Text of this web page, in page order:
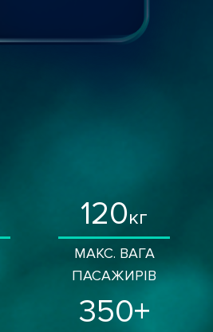
120кг
МАКС. ВАГА
ПАСАЖИРІВ
350+